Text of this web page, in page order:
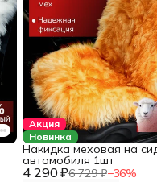
Акция
Новинка
4 290 ₽6 729 ₽−36%
Накидка меховая на
автомобиля 1шт